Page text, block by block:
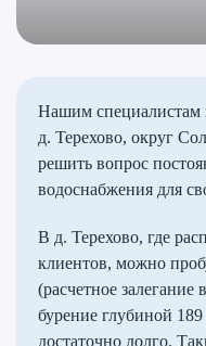
Нашим специалистам
д. Терехово, округ
решить вопрос
водоснабжения для
В д. Терехово, где
клиентов, можно
(расчетное залегание
бурение глубиной
достаточно долго.